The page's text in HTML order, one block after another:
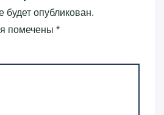
опубликован.
помечены *